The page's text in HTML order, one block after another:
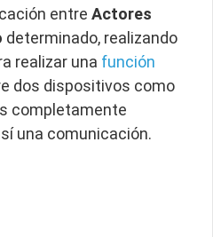
entre Actores
determinado, realizando
realizar una función
dos dispositivos como
completamente
una comunicación.